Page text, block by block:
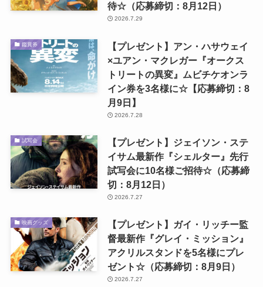
待☆（応募締切：8月12日）
2026.7.29
鑑賞券
【プレゼント】アン・ハサウェイ
×ユアン・マクレガー『オークス
トリートの異変』ムビチケオンラ
イン券を3名様に☆【応募締切：8
月9日】
2026.7.28
試写会
【プレゼント】ジェイソン・ステ
イサム最新作『シェルター』先行
試写会に10名様ご招待☆（応募締
切：8月12日）
2026.7.27
映画グッズ
【プレゼント】ガイ・リッチー監
督最新作『グレイ・ミッション』
アクリルスタンドを5名様にプレ
ゼント☆（応募締切：8月9日）
2026.7.27